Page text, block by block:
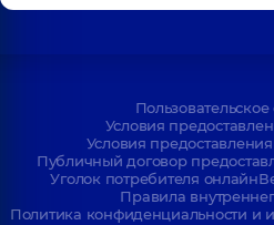
Условия
Условия
Публичный договор
Уголок потребителя онлайн
Правила
Политика конфиденциальности и